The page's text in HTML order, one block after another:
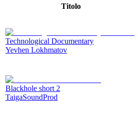
Titolo
Technological Documentary
Yevhen Lokhmatov
Blackhole short 2
TaigaSoundProd